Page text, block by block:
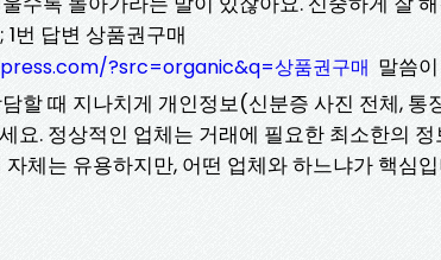
번 답변 상품권구매
?src=organic&q=상품권구매 말씀
할 때 지나치게 개인정보(신분증 사진 전체, 통
요. 정상적인 업체는 거래에 필요한 최소한의
체는 유용하지만, 어떤 업체와 하느냐가 핵심